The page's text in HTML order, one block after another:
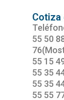
55 50
55 15
55 35
55 35
55 55